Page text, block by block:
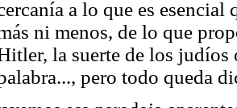
a lo que es
ni menos, de lo que
la suerte de los judíos
pero todo queda